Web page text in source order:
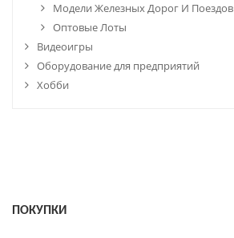
Модели Железных Дорог И Поездов
Оптовые Лоты
Видеоигры
Оборудование для предприятий
Хобби
ПОКУПКИ